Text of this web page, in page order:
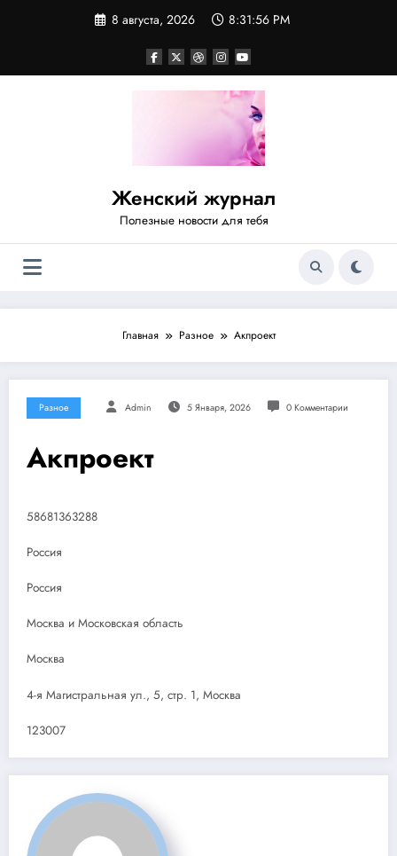
8 августа, 2026 8:31:56 PM
Женский журнал
Полезные новости для тебя
Главная Разное Акпроект
Разное Admin 5 Января, 2026 0 Комментарии
Акпроект
58681363288
Россия
Россия
Москва и Московская область
Москва
4-я Магистральная ул., 5, стр. 1, Москва
123007